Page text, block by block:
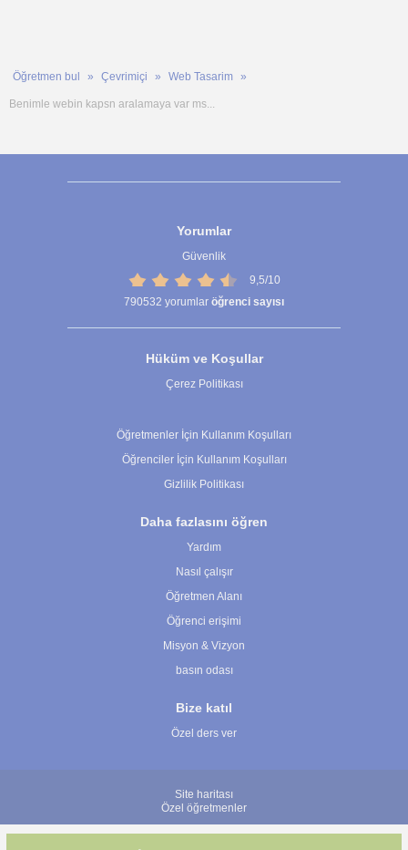
Öğretmen bul Çevrimiçi Web Tasarim
Benimle webin kapsn aralamaya var ms...
Yorumlar
Güvenlik
9,5/10
790532 yorumlar öğrenci sayısı
Hüküm ve Koşullar
Çerez Politikası
Öğretmenler İçin Kullanım Koşulları
Öğrenciler İçin Kullanım Koşulları
Gizlilik Politikası
Daha fazlasını öğren
Yardım
Nasıl çalışır
Öğretmen Alanı
Öğrenci erişimi
Misyon & Vizyon
basın odası
Bize katıl
Özel ders ver
Site haritası
Özel öğretmenler